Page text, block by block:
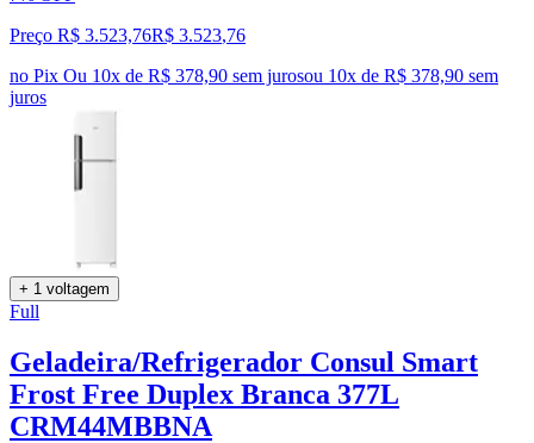
Preço R$ 3.523,76R$ 3.523,76
no Pix Ou 10x de R$ 378,90 sem jurosou 10x de R$ 378,90 sem
juros
+ 1 voltagem
Full
Geladeira/Refrigerador Consul Smart
Frost Free Duplex Branca 377L
CRM44MBBNA